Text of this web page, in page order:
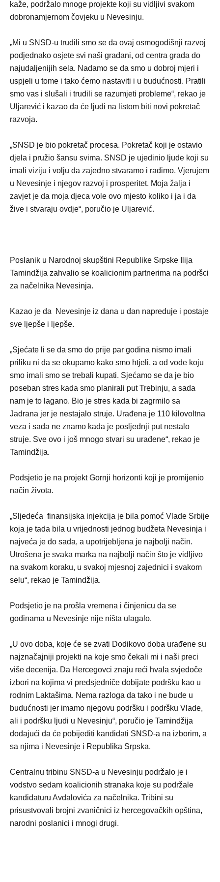
kaže, podržalo mnoge projekte koji su vidljivi svakom
dobronamjernom čovjeku u Nevesinju.
„Mi u SNSD-u trudili smo se da ovaj osmogodišnji razvoj
podjednako osjete svi naši građani, od centra grada do
najudaljenijih sela. Nadamo se da smo u dobroj mjeri i
uspjeli u tome i tako ćemo nastaviti i u budućnosti. Pratili
smo vas i slušali i trudili se razumjeti probleme“, rekao je
Uljarević i kazao da će ljudi na listom biti novi pokretač
razvoja.
„SNSD je bio pokretač procesa. Pokretač koji je ostavio
djela i pružio šansu svima. SNSD je ujedinio ljude koji su
imali viziju i volju da zajedno stvaramo i radimo. Vjerujem
u Nevesinje i njegov razvoj i prosperitet. Moja žalja i
zavjet je da moja djeca vole ovo mjesto koliko i ja i da
žive i stvaraju ovdje“, poručio je Uljarević.
Poslanik u Narodnoj skupštini Republike Srpske Ilija
Tamindžija zahvalio se koalicionim partnerima na podršci
za načelnika Nevesinja.
Kazao je da Nevesinje iz dana u dan napreduje i postaje
sve ljepše i ljepše.
„Sjećate li se da smo do prije par godina nismo imali
priliku ni da se okupamo kako smo htjeli, a od vode koju
smo imali smo se trebali kupati. Sjećamo se da je bio
poseban stres kada smo planirali put Trebinju, a sada
nam je to lagano. Bio je stres kada bi zagrmilo sa
Jadrana jer je nestajalo struje. Urađena je 110 kilovoltna
veza i sada ne znamo kada je posljednji put nestalo
struje. Sve ovo i još mnogo stvari su urađene“, rekao je
Tamindžija.
Podsjetio je na projekt Gornji horizonti koji je promijenio
način života.
„Sljedeća finansijska injekcija je bila pomoć Vlade Srbije
koja je tada bila u vrijednosti jednog budžeta Nevesinja i
najveća je do sada, a upotrijebljena je najbolji način.
Utrošena je svaka marka na najbolji način što je vidljivo
na svakom koraku, u svakoj mjesnoj zajednici i svakom
selu“, rekao je Tamindžija.
Podsjetio je na prošla vremena i činjenicu da se
godinama u Nevesinje nije ništa ulagalo.
„U ovo doba, koje će se zvati Dodikovo doba urađene su
najznačajniji projekti na koje smo čekali mi i naši preci
više decenija. Da Hercegovci znaju reći hvala svjedoče
izbori na kojima vi predsjedniče dobijate podršku kao u
rodnim Laktašima. Nema razloga da tako i ne bude u
budućnosti jer imamo njegovu podršku i podršku Vlade,
ali i podršku ljudi u Nevesinju“, poručio je Tamindžija
dodajući da će pobijediti kandidati SNSD-a na izborim, a
sa njima i Nevesinje i Republika Srpska.
Centralnu tribinu SNSD-a u Nevesinju podržalo je i
vodstvo sedam koalicionih stranaka koje su podržale
kandidaturu Avdalovića za načelnika. Tribini su
prisustvovali brojni zvaničnici iz hercegovačkih opština,
narodni poslanici i mnogi drugi.